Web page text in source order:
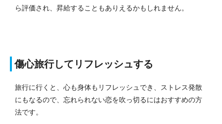
ら評価され、昇給することもありえるかもしれません。
傷心旅行してリフレッシュする
旅行に行くと、心も身体もリフレッシュでき、ストレス発散
にもなるので、忘れられない恋を吹っ切るにはおすすめの方
法です。